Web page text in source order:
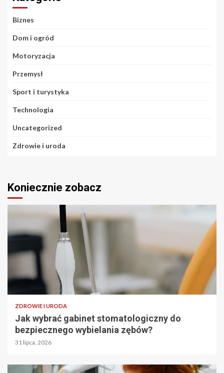
Biznes
Dom i ogród
Motoryzacja
Przemysł
Sport i turystyka
Technologia
Uncategorized
Zdrowie i uroda
Koniecznie zobacz
ZDROWIE I URODA
Jak wybrać gabinet stomatologiczny do
bezpiecznego wybielania zębów?
31 lipca, 2026